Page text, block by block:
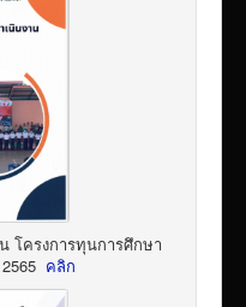
โครงการทุนการศึกษา
คลิก